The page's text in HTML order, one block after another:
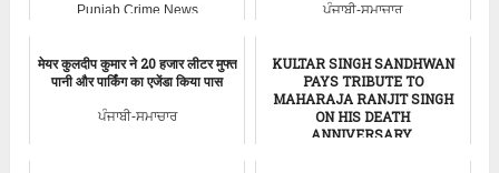
Punjab Crime News ਪੰਜਾਬੀ-ਸਮਾਚਾਰ
मेयर कुलदीप कुमार ने 20 हजार लीटर मुफ्त
पानी और पार्किंग का एजेंडा किया पास
ਪੰਜਾਬੀ-ਸਮਾਚਾਰ
KULTAR SINGH SANDHWAN
PAYS TRIBUTE TO
MAHARAJA RANJIT SINGH
ON HIS DEATH
ANNIVERSARY.